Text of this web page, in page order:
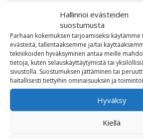
Hallinnoi evästeiden
suostumusta
Parhaan kokemuksen tarjoamiseksi
evästeitä, tallentaaksemme ja/tai
tekniikoiden hyväksyminen antaa meille
tietoja, kuten selauskäyttäytymistä tai
sivustolla. Suostumuksen jättäminen tai
haitallisesti tiettyihin ominaisuuksiin ja
Hyväksy
Kiellä
Suzuki
SW-Motech
Varaosat/Sekalaiset